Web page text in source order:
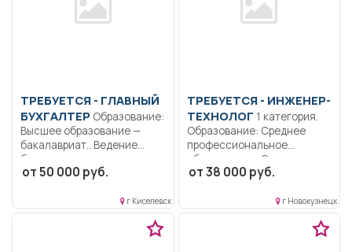
ТРЕБУЕТСЯ - ГЛАВНЫЙ
БУХГАЛТЕР
Высшее образование —
бакалавриат.. Ведение
бухгалтерского и
налогового...
от 50 000 руб.
г Киселевск
ТРЕБУЕТСЯ - ИНЖЕНЕР-
ТЕХНОЛОГ
Образование: Среднее
профессиональное
образование.. Составление
расписания движения
от 38 000 руб.
г Новокузнецк